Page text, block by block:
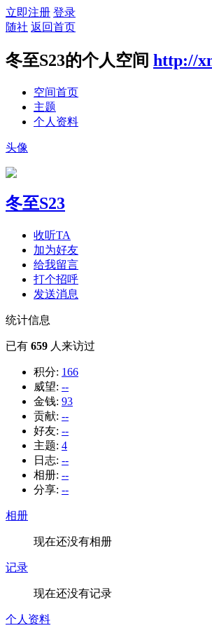
立即注册 登录
随社 返回首页
冬至S23的个人空间 http://
空间首页
主题
个人资料
头像
冬至S23
收听TA
加为好友
给我留言
打个招呼
发送消息
统计信息
已有 659 人来访过
积分: 166
威望: --
金钱: 93
贡献: --
好友: --
主题: 4
日志: --
相册: --
分享: --
相册
现在还没有相册
记录
现在还没有记录
个人资料